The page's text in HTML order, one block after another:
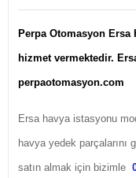
Perpa Otomasyon Ersa
hizmet vermektedir.
perpaotomasyon.com
Ersa havya istasyonu
havya yedek
satın almak için bizimle